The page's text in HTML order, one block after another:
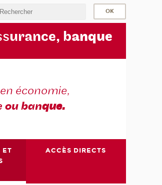
urance, banque
économie,
ou banque.
ET
ACCÈS DIRECTS